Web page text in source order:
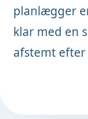
planlægger
klar med en
afstemt